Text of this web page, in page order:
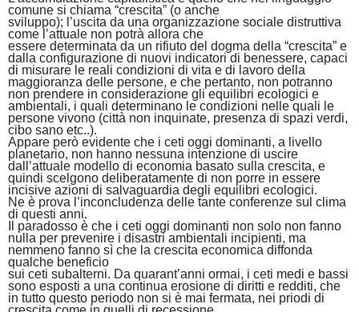
comune si chiama “crescita” (o anche
sviluppo); l’uscita da una organizzazione sociale distruttiva
come l’attuale non potrà allora che
essere determinata da un rifiuto del dogma della “crescita” e
dalla configurazione di nuovi indicatori di benessere, capaci
di misurare le reali condizioni di vita e di lavoro della
maggioranza delle persone, e che pertanto, non potranno
non prendere in considerazione gli equilibri ecologici e
ambientali, i quali determinano le condizioni nelle quali le
persone vivono (città non inquinate, presenza di spazi verdi,
cibo sano etc..).
Appare però evidente che i ceti oggi dominanti, a livello
planetario, non hanno nessuna intenzione di uscire
dall’attuale modello di economia basato sulla crescita, e
quindi scelgono deliberatamente di non porre in essere
incisive azioni di salvaguardia degli equilibri ecologici.
Ne è prova l’inconcludenza delle tante conferenze sul clima
di questi anni.
Il paradosso è che i ceti oggi dominanti non solo non fanno
nulla per prevenire i disastri ambientali incipienti, ma
nemmeno fanno sì che la crescita economica diffonda
qualche beneficio
sui ceti subalterni. Da quarant’anni ormai, i ceti medi e bassi
sono esposti a una continua erosione di diritti e redditi, che
in tutto questo periodo non si è mai fermata, nei priodi di